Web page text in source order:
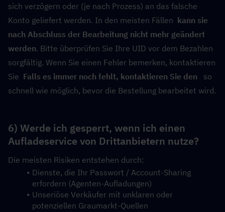
sich verzögern oder (je nach Prozess) an das falsche
Konto geliefert werden. In den meisten Fällen kann sie
nach Abschluss der Bearbeitung nicht mehr geändert
werden. Bitte überprüfen Sie Ihre UID vor dem Bezahlen
sorgfältig. Wenn Sie einen Fehler bemerken, kontaktieren
Sie Falls es immer noch fehlt, kontaktieren Sie den
  so
schnell wie möglich, bevor die Bestellung bearbeitet wird.
6) Werde ich gesperrt, wenn ich einen
Aufladeservice von Drittanbietern nutze?
Die meisten Risiken entstehen durch:
Dienste, die Ihr Passwort / Account-Sharing
erfordern (Agenten-Aufladungen)
Unseriöse Verkäufer mit unklaren oder
potenziellen Graumarkt-Quellen